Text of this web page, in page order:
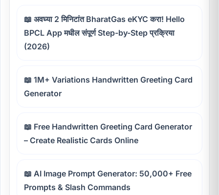
📖 अवघ्या 2 मिनिटांत BharatGas eKYC करा! Hello
BPCL App मधील संपूर्ण Step-by-Step प्रक्रिया
(2026)
📖 1M+ Variations Handwritten Greeting Card
Generator
📖 Free Handwritten Greeting Card Generator
– Create Realistic Cards Online
📖 AI Image Prompt Generator: 50,000+ Free
Prompts & Slash Commands